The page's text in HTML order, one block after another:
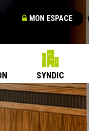
MON ESPACE
SYNDIC